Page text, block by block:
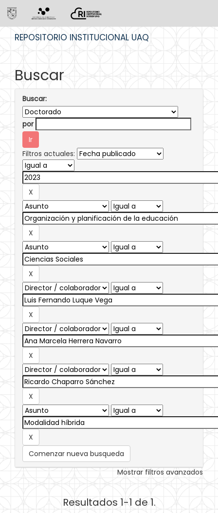
REPOSITORIO INSTITUCIONAL UAQ
Buscar
Buscar:
por
Filtros actuales:
Comenzar nueva busqueda
Mostrar filtros avanzados
Resultados 1-1 de 1.